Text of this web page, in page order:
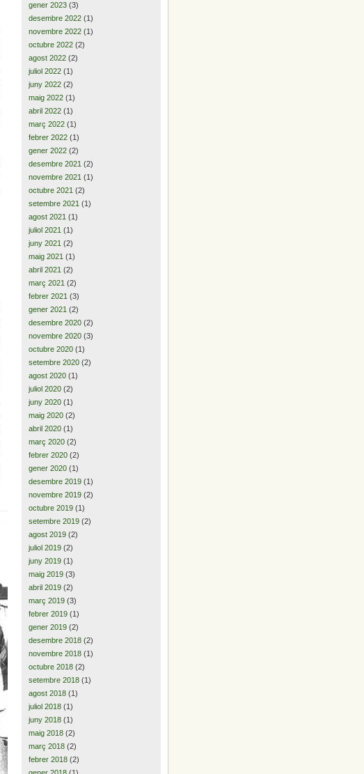
gener 2023 (3)
desembre 2022 (1)
novembre 2022 (1)
octubre 2022 (2)
agost 2022 (2)
juliol 2022 (1)
juny 2022 (2)
maig 2022 (1)
abril 2022 (1)
març 2022 (1)
febrer 2022 (1)
gener 2022 (2)
desembre 2021 (2)
novembre 2021 (1)
octubre 2021 (2)
setembre 2021 (1)
agost 2021 (1)
juliol 2021 (1)
juny 2021 (2)
maig 2021 (1)
abril 2021 (2)
març 2021 (2)
febrer 2021 (3)
gener 2021 (2)
desembre 2020 (2)
novembre 2020 (3)
octubre 2020 (1)
setembre 2020 (2)
agost 2020 (1)
juliol 2020 (2)
juny 2020 (1)
maig 2020 (2)
abril 2020 (1)
març 2020 (2)
febrer 2020 (2)
gener 2020 (1)
desembre 2019 (1)
novembre 2019 (2)
octubre 2019 (1)
setembre 2019 (2)
agost 2019 (2)
juliol 2019 (2)
juny 2019 (1)
maig 2019 (3)
abril 2019 (2)
març 2019 (3)
febrer 2019 (1)
gener 2019 (2)
desembre 2018 (2)
novembre 2018 (1)
octubre 2018 (2)
setembre 2018 (1)
agost 2018 (1)
juliol 2018 (1)
juny 2018 (1)
maig 2018 (2)
març 2018 (2)
febrer 2018 (2)